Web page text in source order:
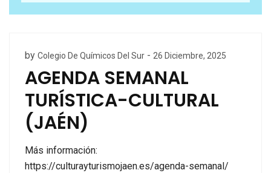
by Colegio De Químicos Del Sur - 26 Diciembre, 2025
AGENDA SEMANAL
TURÍSTICA-CULTURAL
(JAÉN)
Más información:
https://culturayturismojaen.es/agenda-semanal/